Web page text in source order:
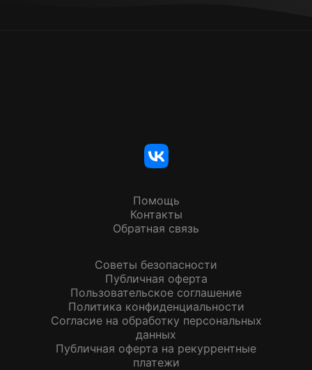
Помощь
Контакты
Обратная связь
Советы безопасности
Публичная оферта
Пользовательское соглашение
Политика конфиденциальности
Согласие на обработку персональных
данных
Публичная оферта на рекуррентные
платежи